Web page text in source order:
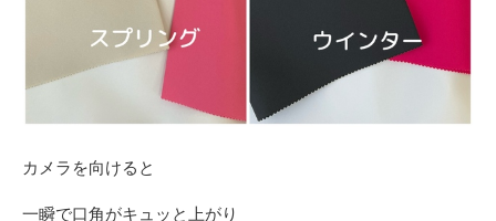
カメラを向けると
一瞬で口角がキュッと上がり